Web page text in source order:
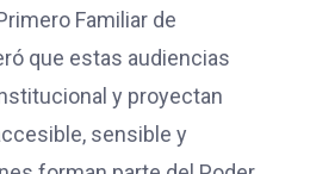
Familiar de
que estas audiencias
y proyectan
sensible y